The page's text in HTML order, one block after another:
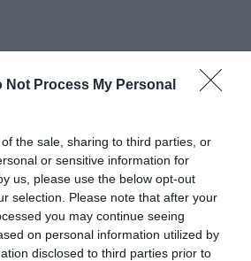
Not Process My Personal
the sale, sharing to third parties, or
or sensitive information for
us, please use the below opt-out
selection. Please note that after your
you may continue seeing
on personal information utilized by
disclosed to third parties prior to